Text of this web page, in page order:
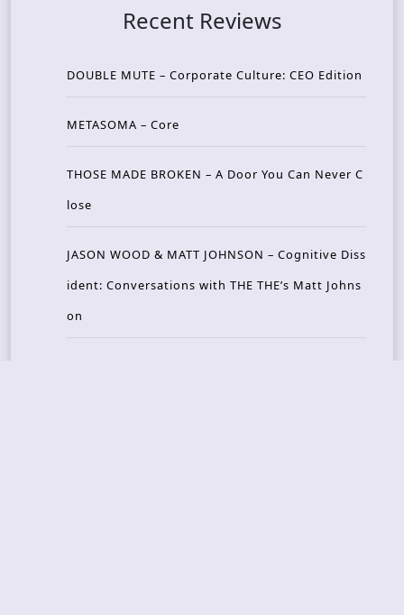
Recent Reviews
DOUBLE MUTE – Corporate Culture: CEO Edition
METASOMA – Core
THOSE MADE BROKEN – A Door You Can Never C
lose
JASON WOOD & MATT JOHNSON – Cognitive Diss
ident: Conversations with THE THE’s Matt Johns
on